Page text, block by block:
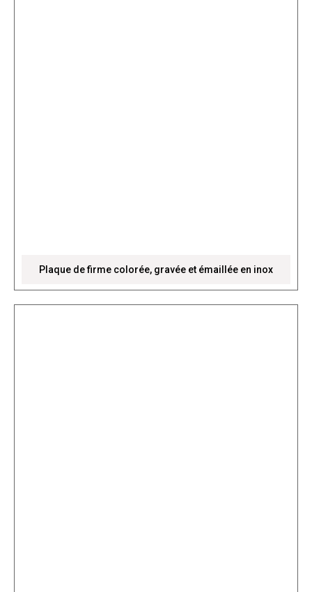
Plaque de firme colorée, gravée et émaillée en inox